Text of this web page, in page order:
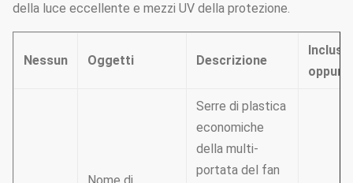
della luce eccellente e mezzi UV della protezione.
Nessun Oggetti Descrizione
oppure
Serre di plastica
economiche
della multi-
portata del fan